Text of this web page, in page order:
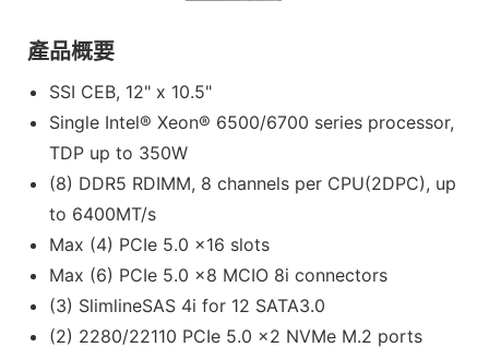
產品概要
SSI CEB, 12" x 10.5"
Single Intel® Xeon® 6500/6700 series processor,
TDP up to 350W
(8) DDR5 RDIMM, 8 channels per CPU(2DPC), up
to 6400MT/s
Max (4) PCIe 5.0 x16 slots
Max (6) PCIe 5.0 x8 MCIO 8i connectors
(3) SlimlineSAS 4i for 12 SATA3.0
(2) 2280/22110 PCIe 5.0 x2 NVMe M.2 ports